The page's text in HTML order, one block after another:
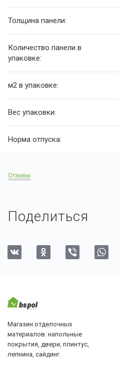
Толщина панели:
Количество панели в
упаковке:
м2 в упаковке:
Вес упаковки:
Норма отпуска:
Отзывы
Поделиться
Магазин отделочных
материалов: напольные
покрытия, двери, плинтус,
лепнина, сайдинг.